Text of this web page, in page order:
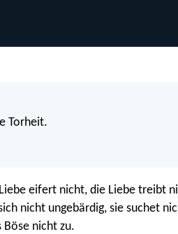
Torheit.
eifert nicht, die Liebe treibt
nicht ungebärdig, sie suchet
nicht zu.